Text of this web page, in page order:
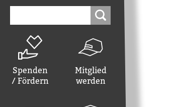
Spenden
/ Fördern
Mitglied
werden